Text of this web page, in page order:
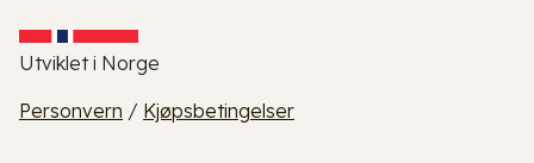
Utviklet i Norge
Personvern / Kjøpsbetingelser